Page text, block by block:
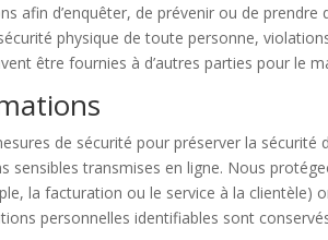
afin d’enquêter, de prévenir ou de
physique de toute personne,
être fournies à d’autres parties pour le
de sécurité pour préserver la
transmises en ligne. Nous
la facturation ou le service à la
personnelles identifiables sont